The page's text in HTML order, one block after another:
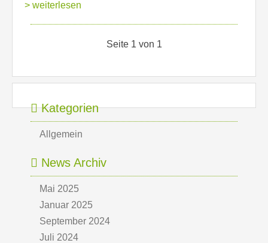
> weiterlesen
Seite 1 von 1
Kategorien
Allgemein
News Archiv
Mai 2025
Januar 2025
September 2024
Juli 2024